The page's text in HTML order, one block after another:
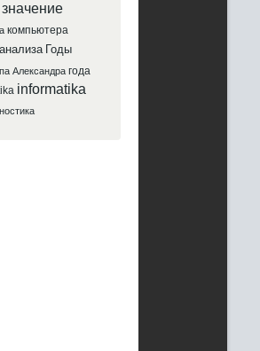
значение
компьютера
анализа Годы
Александра года
informatika